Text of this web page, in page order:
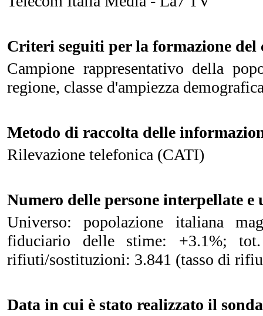
Criteri seguiti per la formazione del
Campione rappresentativo della
regione, classe d'ampiezza
Metodo di raccolta delle
Rilevazione telefonica (CATI)
Numero delle persone interpellate
Universo: popolazione italiana
fiduciario delle stime: +3.1%;
rifiuti/sostituzioni: 3.841 (tasso di
Data in cui è stato realizzato il